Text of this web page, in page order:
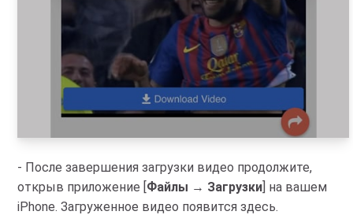
- После завершения загрузки видео продолжите,
открыв приложение [Файлы → Загрузки] на вашем
iPhone. Загруженное видео появится здесь.